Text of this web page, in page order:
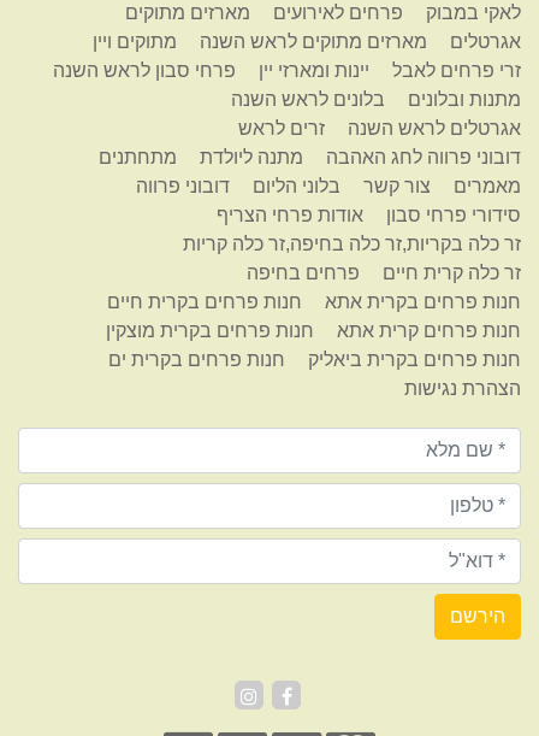
לאקי במבוק
פרחים לאירועים
מארזים מתוקים
אגרטלים
מארזים מתוקים לראש השנה
מתוקים ויין
זרי פרחים לאבל
יינות ומארזי יין
פרחי סבון לראש השנה
מתנות ובלונים
בלונים לראש השנה
אגרטלים לראש השנה
זרים לראש
דובוני פרווה לחג האהבה
מתנה ליולדת
מתחתנים
מאמרים
צור קשר בלוני הליום
דובוני פרווה
סידורי פרחי סבון
אודות פרחי הצריף
זר כלה בקריות,זר כלה בחיפה,זר כלה קריות
זר כלה קרית חיים
פרחים בחיפה
חנות פרחים בקרית אתא
חנות פרחים בקרית חיים
חנות פרחים קרית אתא
חנות פרחים בקרית מוצקין
חנות פרחים בקרית ביאליק
חנות פרחים בקרית ים
הצהרת נגישות
הירשם